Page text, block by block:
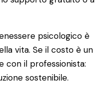
psicologico è
vita. Se il costo è un
con il professionista:
sostenibile.